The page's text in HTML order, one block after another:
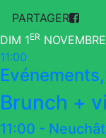
PARTAGER
DIM 1ER NOVEMBRE
11:00
Brunch +
11:00 -